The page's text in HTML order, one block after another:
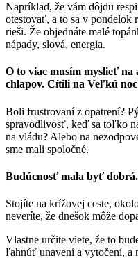
Napríklad, že vám dôjdu
otestovať, a to sa v pondelok
rieši. Že objednáte malé
nápady, slová, energia.
O to viac musím myslieť na
chlapov. Cítili na Veľkú noc
Boli frustrovaní z opatrení?
spravodlivosť, keď sa toľko
na vládu? Alebo na
sme mali spoločné.
Budúcnosť mala byť
Stojíte na krížovej ceste,
neveríte, že dnešok môže
Vlastne určite viete, že to
ľahnúť unavení a vytočení, a